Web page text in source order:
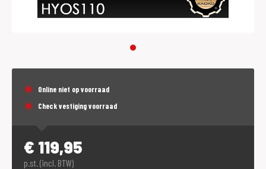
Online niet op voorraad
Check vestiging voorraad
€ 119,95
p.st. (incl. BTW)